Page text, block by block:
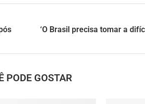
‘O Brasil precisa tomar a
PODE GOSTAR